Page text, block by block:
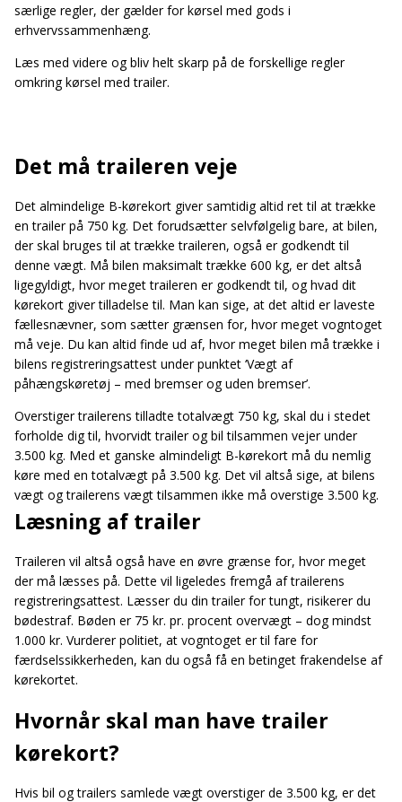
særlige regler, der gælder for kørsel med gods i
erhvervssammenhæng.
Læs med videre og bliv helt skarp på de forskellige regler
omkring kørsel med trailer.
Det må traileren veje
Det almindelige B-kørekort giver samtidig altid ret til at trække
en trailer på 750 kg. Det forudsætter selvfølgelig bare, at bilen,
der skal bruges til at trække traileren, også er godkendt til
denne vægt. Må bilen maksimalt trække 600 kg, er det altså
ligegyldigt, hvor meget traileren er godkendt til, og hvad dit
kørekort giver tilladelse til. Man kan sige, at det altid er laveste
fællesnævner, som sætter grænsen for, hvor meget vogntoget
må veje. Du kan altid finde ud af, hvor meget bilen må trække i
bilens registreringsattest under punktet ‘Vægt af
påhængskøretøj – med bremser og uden bremser’.
Overstiger trailerens tilladte totalvægt 750 kg, skal du i stedet
forholde dig til, hvorvidt trailer og bil tilsammen vejer under
3.500 kg. Med et ganske almindeligt B-kørekort må du nemlig
køre med en totalvægt på 3.500 kg. Det vil altså sige, at bilens
vægt og trailerens vægt tilsammen ikke må overstige 3.500 kg.
Læsning af trailer
Traileren vil altså også have en øvre grænse for, hvor meget
der må læsses på. Dette vil ligeledes fremgå af trailerens
registreringsattest. Læsser du din trailer for tungt, risikerer du
bødestraf. Bøden er 75 kr. pr. procent overvægt – dog mindst
1.000 kr. Vurderer politiet, at vogntoget er til fare for
færdselssikkerheden, kan du også få en betinget frakendelse af
kørekortet.
Hvornår skal man have trailer
kørekort?
Hvis bil og trailers samlede vægt overstiger de 3.500 kg, er det